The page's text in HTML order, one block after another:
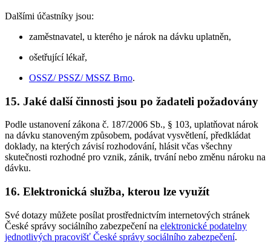
Dalšími účastníky jsou:
zaměstnavatel, u kterého je nárok na dávku uplatněn,
ošetřující lékař,
OSSZ/ PSSZ/ MSSZ Brno.
15. Jaké další činnosti jsou po žadateli požadovány
Podle ustanovení zákona č. 187/2006 Sb., § 103, uplatňovat nárok
na dávku stanoveným způsobem, podávat vysvětlení, předkládat
doklady, na kterých závisí rozhodování, hlásit včas všechny
skutečnosti rozhodné pro vznik, zánik, trvání nebo změnu nároku na
dávku.
16. Elektronická služba, kterou lze využít
Své dotazy můžete posílat prostřednictvím internetových stránek
České správy sociálního zabezpečení na elektronické podatelny
jednotlivých pracovišť České správy sociálního zabezpečení.